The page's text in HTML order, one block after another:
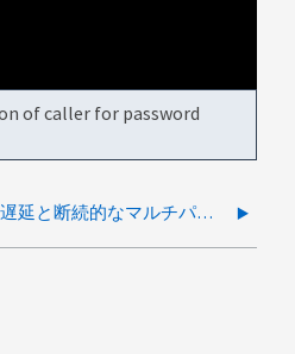
of caller for password
NetApp AFF-A400における高遅延と断続的なマルチパス経路損失